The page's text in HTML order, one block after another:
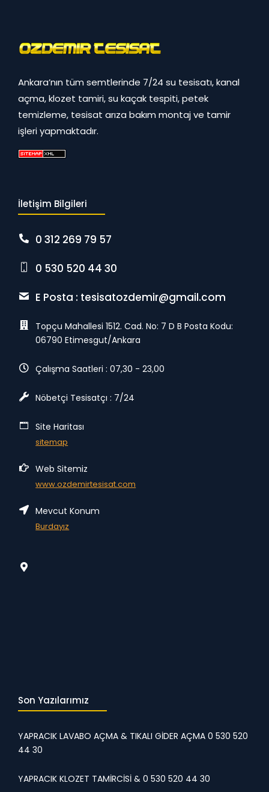
Ankara’nın tüm semtlerinde 7/24 su tesisatı, kanal
açma, klozet tamiri, su kaçak tespiti, petek
temizleme, tesisat arıza bakım montaj ve tamir
işleri yapmaktadır.
İletişim Bilgileri
0 312 269 79 57
0 530 520 44 30
E Posta : tesisatozdemir@gmail.com
Topçu Mahallesi 1512. Cad. No: 7 D B Posta Kodu:
06790 Etimesgut/Ankara
Çalışma Saatleri : 07,30 - 23,00
Nöbetçi Tesisatçı : 7/24
Site Haritası
sitemap
Web Sitemiz
www.ozdemirtesisat.com
Mevcut Konum
Burdayız
Son Yazılarımız
YAPRACIK LAVABO AÇMA & TIKALI GİDER AÇMA 0 530 520
44 30
YAPRACIK KLOZET TAMİRCİSİ & 0 530 520 44 30